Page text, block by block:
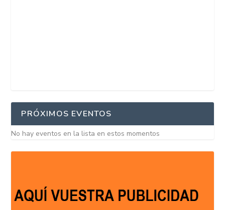
PRÓXIMOS EVENTOS
No hay eventos en la lista en estos momentos